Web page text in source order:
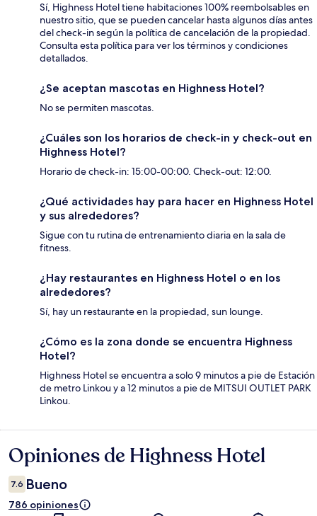
Sí, Highness Hotel tiene habitaciones 100% reembolsables en
nuestro sitio, que se pueden cancelar hasta algunos días antes
del check-in según la política de cancelación de la propiedad.
Consulta esta política para ver los términos y condiciones
detallados.
¿Se aceptan mascotas en Highness Hotel?
No se permiten mascotas.
¿Cuáles son los horarios de check-in y check-out en
Highness Hotel?
Horario de check-in: 15:00-00:00. Check-out: 12:00.
¿Qué actividades hay para hacer en Highness Hotel
y sus alrededores?
Sigue con tu rutina de entrenamiento diaria en la sala de
fitness.
¿Hay restaurantes en Highness Hotel o en los
alrededores?
Sí, hay un restaurante en la propiedad, sun lounge.
¿Cómo es la zona donde se encuentra Highness
Hotel?
Highness Hotel se encuentra a solo 9 minutos a pie de Estación
de metro Linkou y a 12 minutos a pie de MITSUI OUTLET PARK
Linkou.
Opiniones
Opiniones de Highness Hotel
7.6 Bueno
786 opiniones